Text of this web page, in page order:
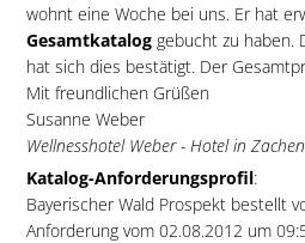
wohnt eine Woche bei uns. Er hat
Gesamtkatalog gebucht zu haben.
hat sich dies bestätigt. Der
Mit freundlichen Grüßen
Susanne Weber
Wellnesshotel Weber - Hotel in
Katalog-Anforderungsprofil:
Bayerischer Wald Prospekt bestellt
Anforderung vom 02.08.2012 um